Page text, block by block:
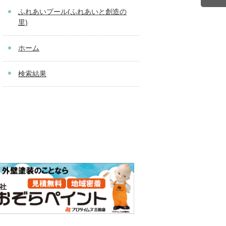
ふれあいプール(ふれあいと創造の
里)
ホーム
検索結果